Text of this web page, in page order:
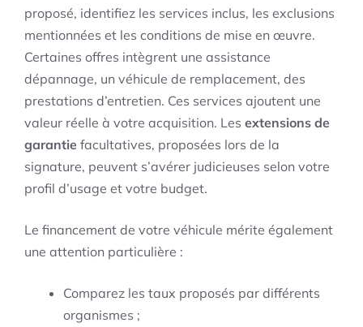
proposé, identifiez les services inclus, les exclusions
mentionnées et les conditions de mise en œuvre.
Certaines offres intègrent une assistance
dépannage, un véhicule de remplacement, des
prestations d’entretien. Ces services ajoutent une
valeur réelle à votre acquisition. Les extensions de
garantie facultatives, proposées lors de la
signature, peuvent s’avérer judicieuses selon votre
profil d’usage et votre budget.
Le financement de votre véhicule mérite également
une attention particulière :
Comparez les taux proposés par différents
organismes ;